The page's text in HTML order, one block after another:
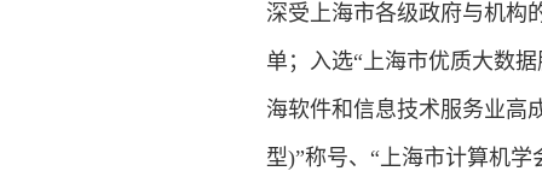
深受上海市各级政府与机构
单；入选“上海市优质大数
海软件和信息技术服务业高
型)”称号、“上海市计算机